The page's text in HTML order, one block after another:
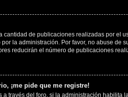
de publicaciones realizadas por el
la administración. Por favor, no abuse
reducirán el número de publicaciones
¡me pide que me registre!
través del foro, si la administración